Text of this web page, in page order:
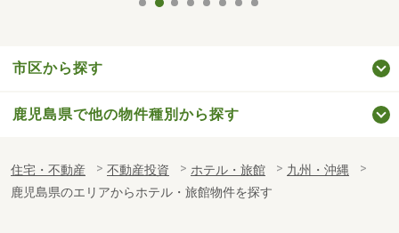
市区から探す
鹿児島県で他の物件種別から探す
住宅・不動産 不動産投資 ホテル・旅館
九州・沖縄
鹿児島県のエリアからホテル・旅館物件を探す